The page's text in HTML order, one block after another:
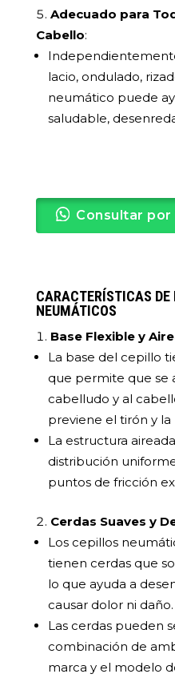
Adecuado para
Cabello:
lacio, ondulado,
neumático puede
saludable,
Consultar
CARACTERÍSTICAS DE
NEUMÁTICOS
Base Flexible y
La base del cepillo
que permite que se
cabelludo y al
previene el tirón y
La estructura
distribución
puntos de fricción
Cerdas Suaves y
Los cepillos
tienen cerdas que
lo que ayuda a
causar dolor ni daño.
Las cerdas pueden
combinación de
marca y el modelo